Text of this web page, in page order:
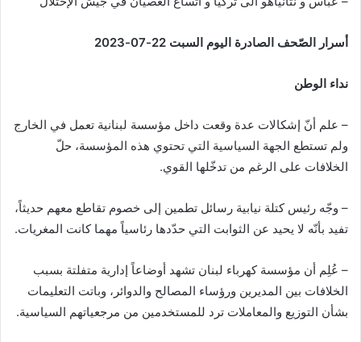
أسرار الصّحف الصادرة اليوم السبت 22-07-2023
نداء الوطن
– علم أنّ إشكالات عدة وقعت داخل مؤسسة لبنانية تعمل في الخارج
ولم تستطع الجهة السياسية التي تحتوي هذه المؤسسة، حلّ
الخلافات على الرغم من تدخّلها القوي.
– وجّه رئيس كتلة نيابية رسائل تطمين إلى خصوم تقاطع معهم حديثاً،
تفيد بأنّه لا يحيد عن الثوابت التي حدّدها رئاسياً مهما كانت المغريات.
– عُلِم أن مؤسسة كهرباء لبنان تشهد أوضاعاً إدارية متفلتة بسبب
الخلافات بين المديرين ورؤساء المصالح والدوائر، وباتت التعليمات
بشأن التوزيع والمعاملات ترد للمستخدمين من مرجعياتهم السياسية.